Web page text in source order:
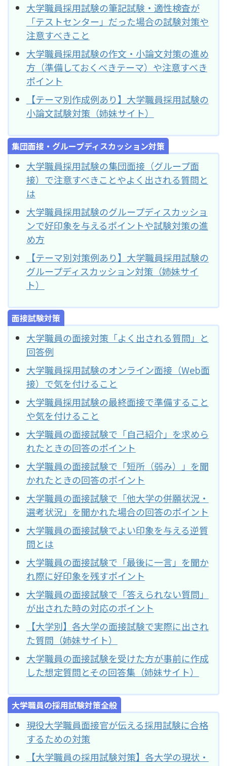
大学職員採用試験の筆記試験・適性検査が
「テストセンター」だった場合の試験対策や
注意すべきこと
大学職員採用試験の作文・小論文対策の進め
方（準備しておくべきテーマ）や注意すべき
ポイント
【テーマ別作成例あり】大学職員採用試験の
小論文試験対策（姉妹サイト）
集団面接・グループディスカッション対策
大学職員採用試験の集団面接（グループ面
接）で注意すべきことやよく出される質問と
は
大学職員採用試験のグループディスカッショ
ンで好印象を与えるポイントや試験対策の進
め方
【テーマ別対策例あり】大学職員採用試験の
グループディスカッション対策（姉妹サイ
ト）
面接試験対策
大学職員の面接対策「よく出される質問」と
回答例
大学職員採用試験のオンライン面接（Web面
接）で気を付けること
大学職員採用試験の最終面接で準備すること
や気を付けること
大学職員の面接試験で「自己紹介」を求めら
れたときの回答のポイント
大学職員の面接試験で「短所（弱み）」を聞
かれたときの回答のポイント
大学職員の面接試験で「他大学の併願状況・
選考状況」を聞かれた場合の回答のポイント
大学職員の面接試験でよい印象を与える逆質
問とは
大学職員の面接試験で「最後に一言」を聞か
れ際に好印象を残すポイント
大学職員の面接試験で「答えられない質問」
が出された時の対応のポイント
【大学別】各大学の面接試験で実際に出され
た質問（姉妹サイト）
大学職員の面接試験を受けた方が事前に作成
した想定質問とその回答集（姉妹サイト）
大学職員の採用試験対策全般
現役大学職員面接官が伝える採用試験に合格
するための対策
【大学職員の採用試験対策】各大学の現状・